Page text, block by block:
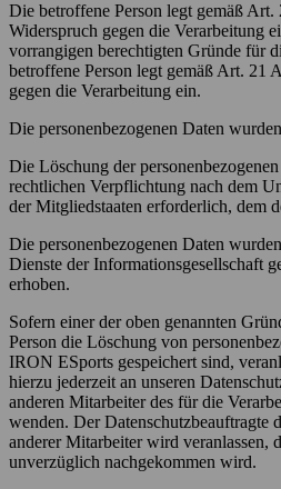
Die betroffene Person legt gemäß
Widerspruch gegen die Verarbeitung
vorrangigen berechtigten Gründe für
betroffene Person legt gemäß Art. 21
gegen die Verarbeitung ein.
Die personenbezogenen Daten
Die Löschung der
rechtlichen Verpflichtung nach dem
der Mitgliedstaaten erforderlich, dem
Die personenbezogenen Daten
Dienste der Informationsgesellschaft
erhoben.
Sofern einer der oben genannten
Person die Löschung von
IRON ESports gespeichert sind,
hierzu jederzeit an unseren
anderen Mitarbeiter des für die
wenden. Der Datenschutzbeauftragte
anderer Mitarbeiter wird veranlassen,
unverzüglich nachgekommen wird.